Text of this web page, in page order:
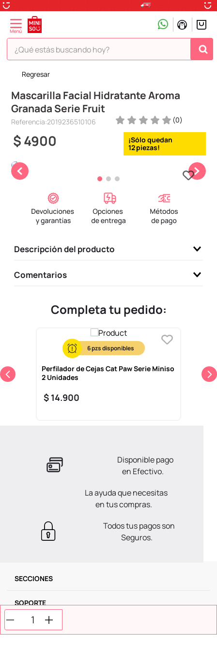
¿Qué estás buscando hoy?
Regresar
Mascarilla Facial Hidratante Aroma
Granada Serie Fruit
Referencia:2019236510106 (0)
$4900 12
Descripción del producto
Comentarios
Completa tu pedido:
6
Perfilador de Cejas Cat Paw Serie Miniso
2 Unidades
$ 14.900
Disponible pago
en Efectivo.
La ayuda que necesitas
en tus compras.
Todos tus pagos son
Seguros.
SECCIONES
SOPORTE
SERVICIOS
TÉRMINOS MÁS BUSCADOS
1 .
peluche
2.
hello kitty
3.
snoopy
4.
ositos cariñositos
5.
6.
disney
toy story
10. one piece